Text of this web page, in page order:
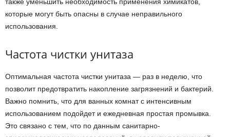
которые могут быть опасны в случае неправильного
использования.
Частота чистки унитаза
Оптимальная частота чистки унитаза — раз в неделю, что
позволит предотвратить накопление загрязнений и бактерий.
Важно помнить, что для ванных комнат с интенсивным
использованием подойдет и ежедневная простая промывка.
Это связано с тем, что по данным санитарно-